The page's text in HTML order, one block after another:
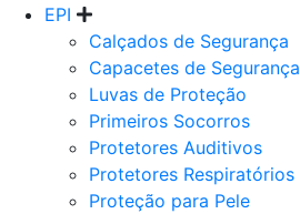
EPI
Calçados de Segurança
Capacetes de Segurança
Luvas de Proteção
Primeiros Socorros
Protetores Auditivos
Protetores Respiratórios
Proteção para Pele